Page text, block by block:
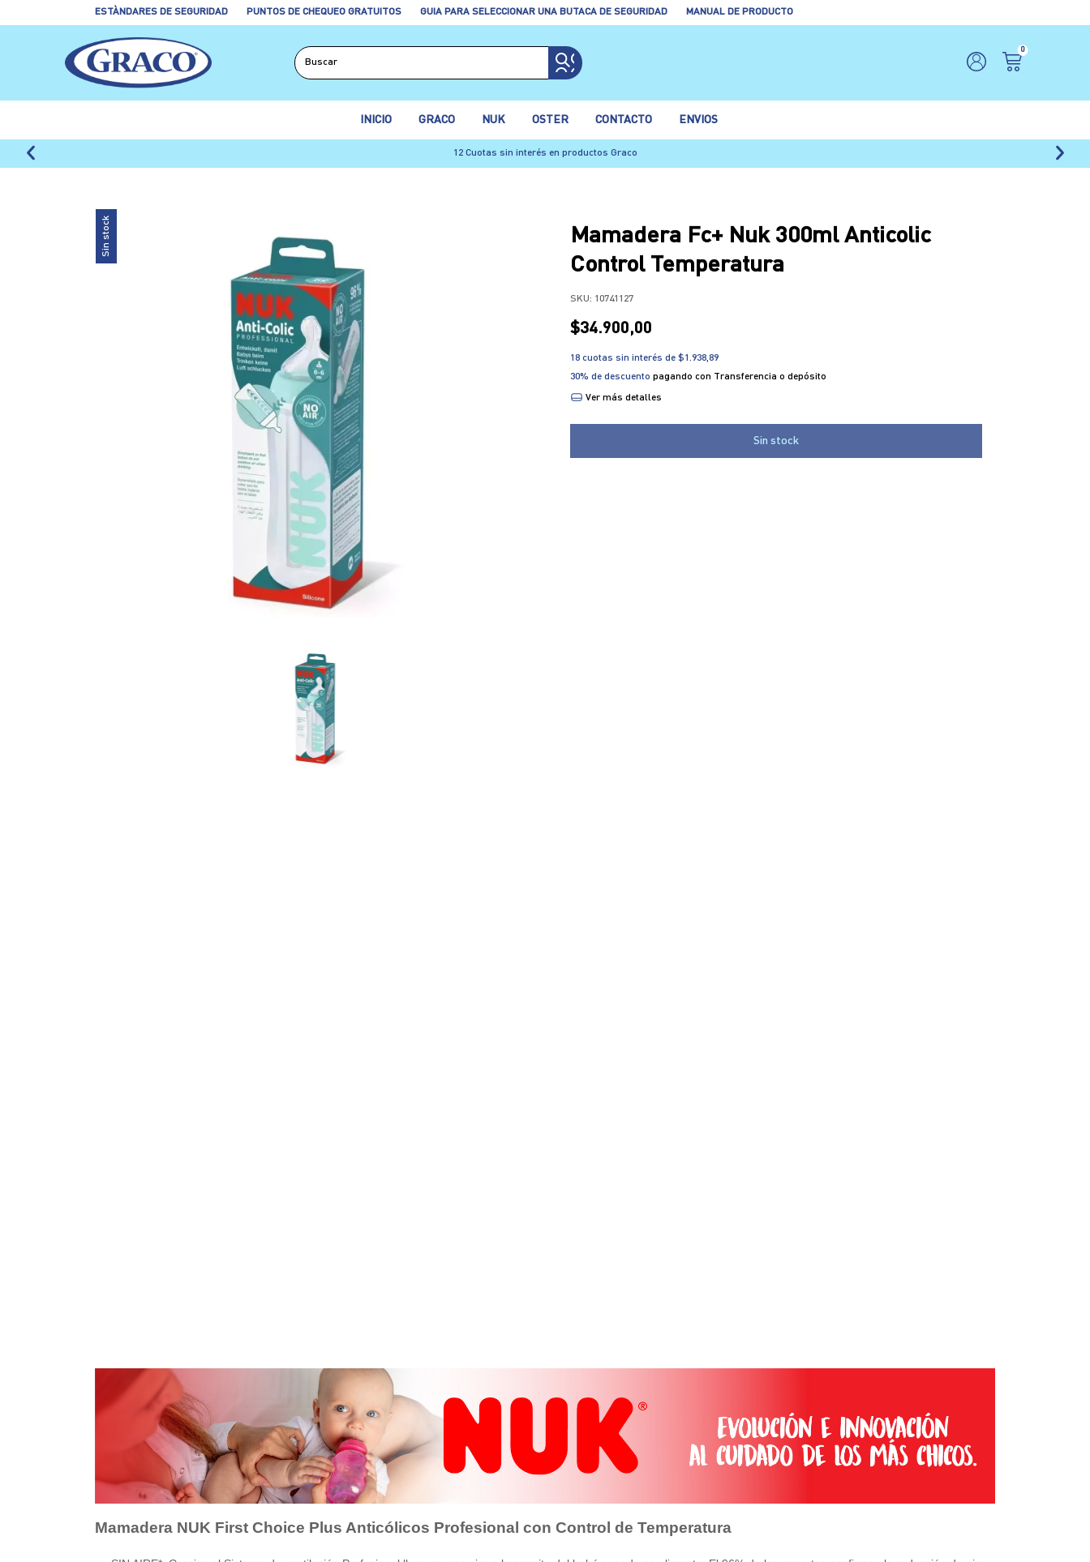
ESTÀNDARES DE SEGURIDAD PUNTOS DE CHEQUEO GRATUITOS GUIA PARA SELECCIONAR UNA BUTACA DE SEGURIDAD MANUAL DE PRODUCTO
0
INICIO GRACO NUK OSTER CONTACTO ENVIOS
12 Cuotas sin interés en productos Graco
Sin stock
Mamadera Fc+ Nuk 300ml Anticolic
Control Temperatura
SKU: 10741127
$34.900,00
18 cuotas sin interés de $1.938,89
30% de descuento pagando con Transferencia o depósito
Ver más detalles
Mamadera NUK First Choice Plus Anticólicos Profesional con Control de Temperatura